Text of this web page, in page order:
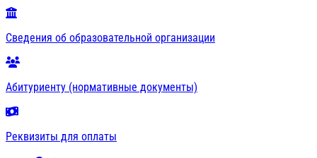
Сведения об образовательной организации
Абитуриенту (нормативные документы)
Реквизиты для оплаты